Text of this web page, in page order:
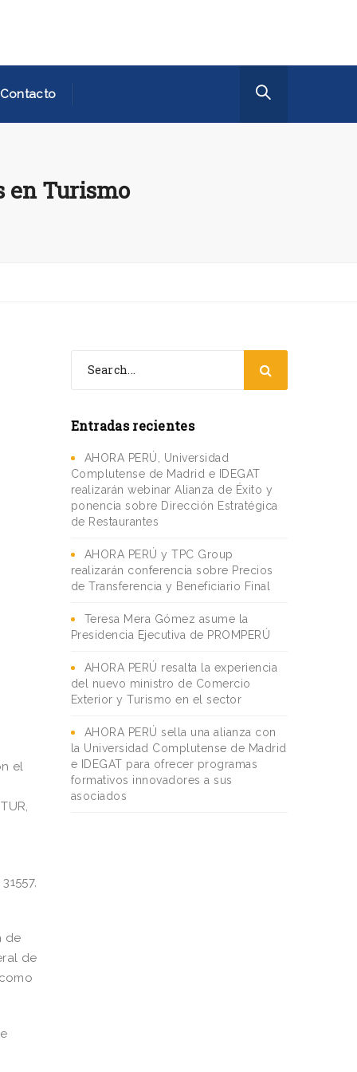
Contacto
en Turismo
el
de
de
Entradas recientes
AHORA PERÚ, Universidad
Complutense de Madrid e IDEGAT
realizarán webinar Alianza de Éxito y
ponencia sobre Dirección Estratégica
de Restaurantes
AHORA PERÚ y TPC Group
realizarán conferencia sobre Precios
de Transferencia y Beneficiario Final
Teresa Mera Gómez asume la
Presidencia Ejecutiva de PROMPERÚ
AHORA PERÚ resalta la experiencia
del nuevo ministro de Comercio
Exterior y Turismo en el sector
AHORA PERÚ sella una alianza con
la Universidad Complutense de Madrid
e IDEGAT para ofrecer programas
formativos innovadores a sus
asociados